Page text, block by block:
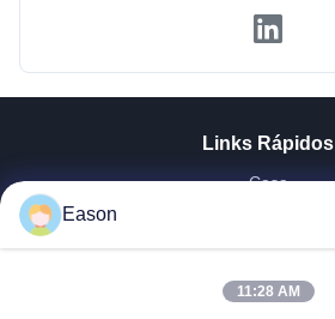
Links Rápidos
Casa
Vídeos
Fábrica
Eason
11:28 AM